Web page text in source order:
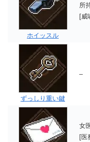
ホイッスル
所
[威
ずっしり重い鍵
–
女
[医